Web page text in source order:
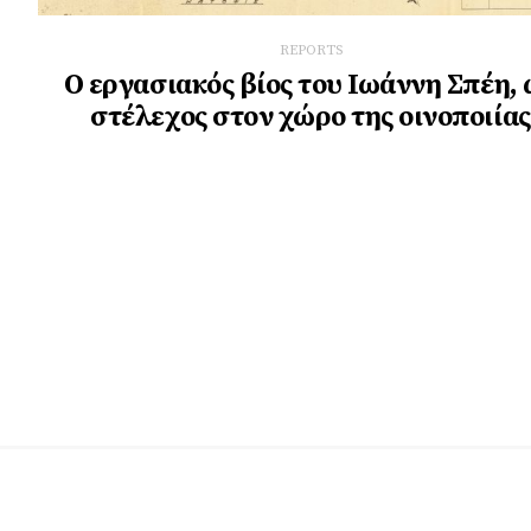
REPORTS
Ο εργασιακός βίος του Ιωάννη Σπέη,
στέλεχος στον χώρο της οινοποιίας